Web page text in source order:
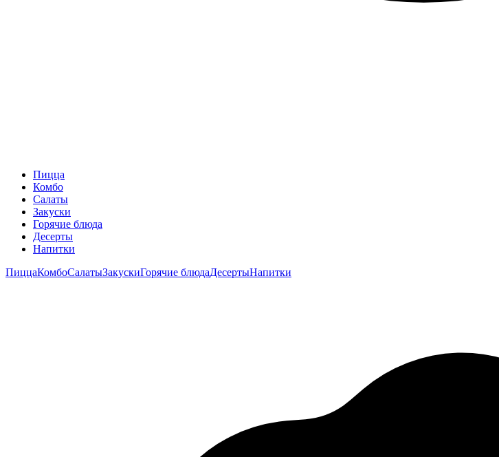
Пицца
Комбо
Салаты
Закуски
Горячие блюда
Десерты
Напитки
ПиццаКомбоСалатыЗакускиГорячие блюдаДесертыНапитки